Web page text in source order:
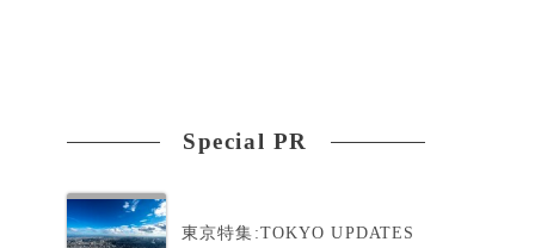
Special PR
東京特集:TOKYO UPDATES